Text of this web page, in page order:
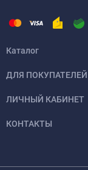
Каталог
ДЛЯ ПОКУПАТЕЛЕЙ
ЛИЧНЫЙ КАБИНЕТ
КОНТАКТЫ